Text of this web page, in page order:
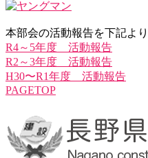
本部会の活動報告を下記よ
R4～5年度 活動報告
R2～3年度 活動報告
H30〜R1年度 活動報告
PAGETOP